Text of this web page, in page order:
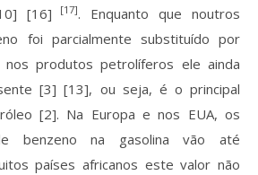
[16] [17]. Enquanto que noutros
foi parcialmente substituído por
nos produtos petrolíferos ele ainda
[3] [13], ou seja, é o principal
[2]. Na Europa e nos EUA, os
benzeno na gasolina vão até
países africanos este valor não